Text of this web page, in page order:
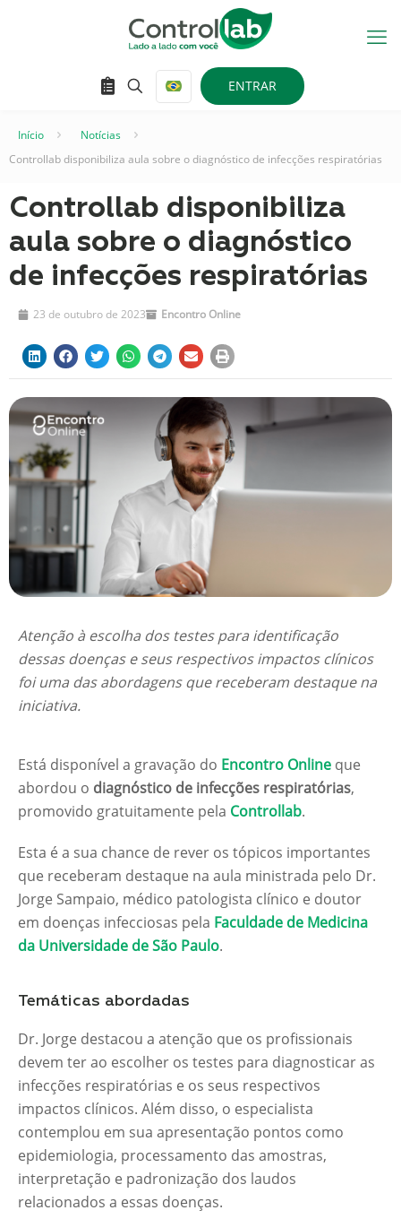
ENTRAR
Início Notícias
Controllab disponibiliza aula sobre o diagnóstico de infecções respiratórias
Controllab disponibiliza
aula sobre o diagnóstico
de infecções respiratórias
23 de outubro de 2023 Encontro Online
Atenção à escolha dos testes para identificação
dessas doenças e seus respectivos impactos clínicos
foi uma das abordagens que receberam destaque na
iniciativa.
Está disponível a gravação do Encontro Online que
abordou o diagnóstico de infecções respiratórias,
promovido gratuitamente pela Controllab.
Esta é a sua chance de rever os tópicos importantes
que receberam destaque na aula ministrada pelo Dr.
Jorge Sampaio, médico patologista clínico e doutor
em doenças infecciosas pela Faculdade de Medicina
da Universidade de São Paulo.
Temáticas abordadas
Dr. Jorge destacou a atenção que os profissionais
devem ter ao escolher os testes para diagnosticar as
infecções respiratórias e os seus respectivos
impactos clínicos. Além disso, o especialista
contemplou em sua apresentação pontos como
epidemiologia, processamento das amostras,
interpretação e padronização dos laudos
relacionados a essas doenças.